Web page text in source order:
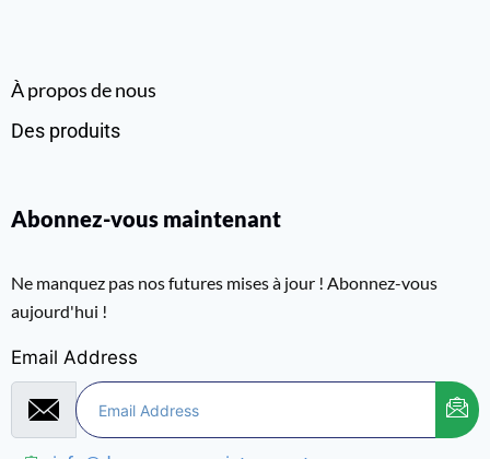
À propos de nous
Des produits
Abonnez-vous maintenant
Ne manquez pas nos futures mises à jour ! Abonnez-vous
aujourd'hui !
Email Address